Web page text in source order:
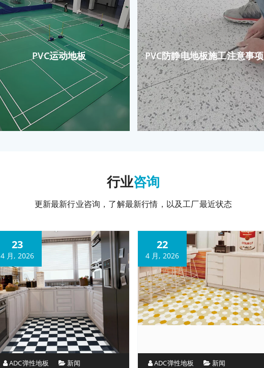
PVC运动地板 PVC防静电地板施工注意事项
行业咨询
更新最新行业咨询，了解最新行情，以及工厂最近状态
23
4 月, 2026
ADC弹性地板 新闻
22
4 月, 2026
ADC弹性地板 新闻